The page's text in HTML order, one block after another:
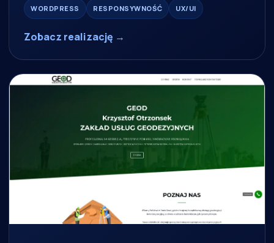
WORDPRESS RESPONSYWNOŚĆ UX/UI
Zobacz realizację →